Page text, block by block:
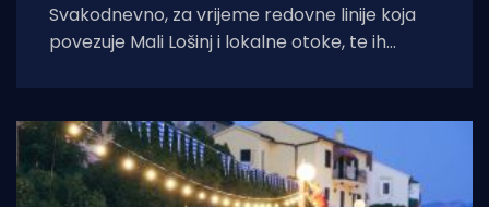
Svakodnevno, za vrijeme redovne linije koja
povezuje Mali Lošinj i lokalne otoke, te ih